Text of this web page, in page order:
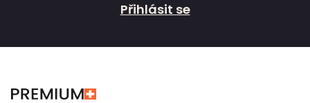
Přihlásit se